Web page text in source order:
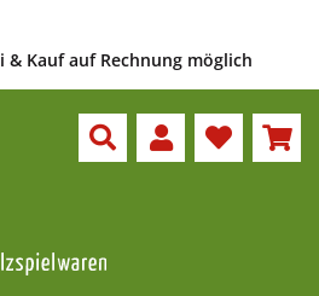
& Kauf auf Rechnung möglich